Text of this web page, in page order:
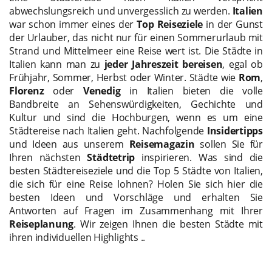
abwechslungsreich und unvergesslich zu werden. Italien
war schon immer eines derTop Reiseziele in der Gunst
der Urlauber, das nicht nur für einen Sommerurlaub mit
Strand und Mittelmeer eine Reise wert ist. Die Städte in
Italien kann man zu jeder Jahreszeit bereisen, egal ob
Frühjahr, Sommer, Herbst oder Winter. Städte wie Rom,
FlorenzoderVenedigin Italien bieten die volle
Bandbreite an Sehenswürdigkeiten, Gechichte und
Kultur und sind die Hochburgen, wenn es um eine
Städtereise nach Italien geht. Nachfolgende Insidertipps
und Ideen aus unserem Reisemagazin sollen Sie für
Ihren nächstenStädtetrip inspirieren. Was sind die
besten Städtereiseziele und die Top 5 Städte von Italien,
die sich für eine Reise lohnen? Holen Sie sich hier die
besten Ideen und Vorschläge und erhalten Sie
Antworten auf Fragen im Zusammenhang mit Ihrer
Reiseplanung. Wir zeigen Ihnen die besten Städte mit
ihren individuellen Highlights ..